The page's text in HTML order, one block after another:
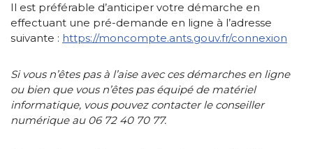
Il est préférable d’anticiper votre démarche en
effectuant une pré-demande en ligne à l’adresse
suivante : https://moncompte.ants.gouv.fr/connexion
Si vous n’êtes pas à l’aise avec ces démarches en ligne
ou bien que vous n’êtes pas équipé de matériel
informatique, vous pouvez contacter le conseiller
numérique au 06 72 40 70 77.